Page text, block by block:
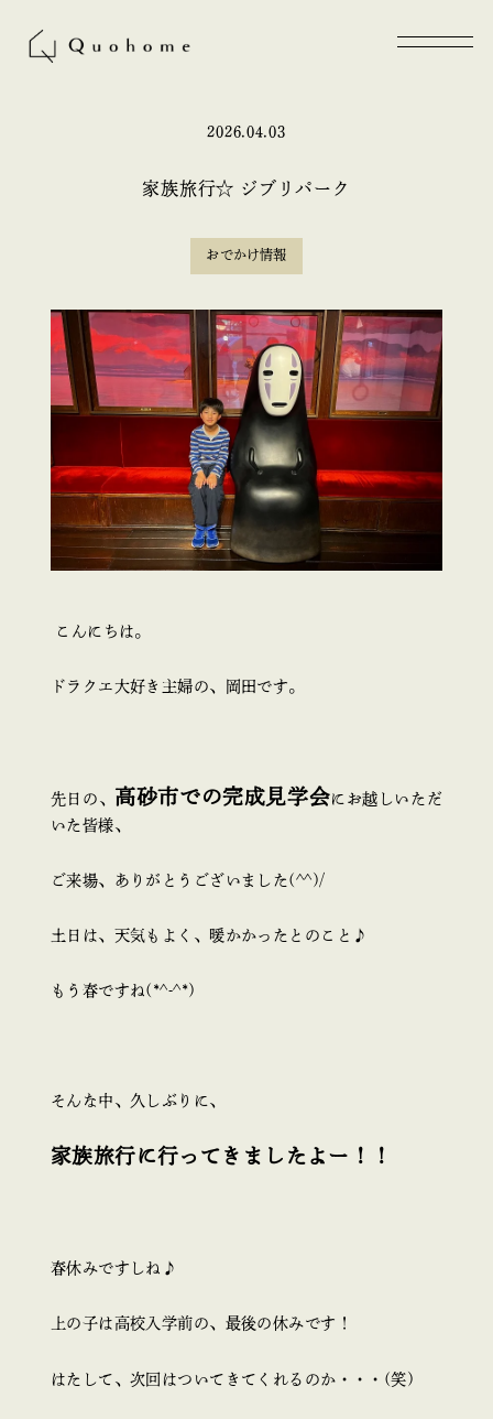
2026.04.03
家族旅行☆ ジブリパーク
おでかけ情報
こんにちは。
ドラクエ大好き主婦の、岡田です。
先日の、 高砂市での完成見学会にお越しいただ
いた皆様、
ご来場、ありがとうございました(^^)/
土日は、天気もよく、暖かかったとのこと♪
もう春ですね(*^-^*)
そんな中、久しぶりに、
家族旅行に行ってきましたよー！！
春休みですしね♪
上の子は高校入学前の、最後の休みです！
はたして、次回はついてきてくれるのか・・・(笑)